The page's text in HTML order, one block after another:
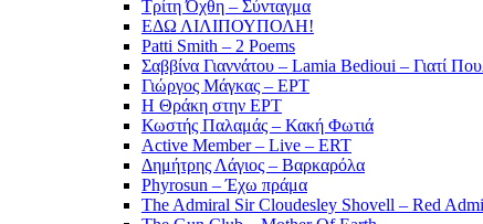
Τρίτη Όχθη – Σύνταγμα
ΕΔΩ ΛΙΛΙΠΟΥΠΟΛΗ!
Patti Smith – 2 Poems
Σαββίνα Γιαννάτου – Lamia Bedioui – Γιατί
Γιώργος Μάγκας – ΕΡΤ
Η Θράκη στην ΕΡΤ
Κωστής Παλαμάς – Κακή Φωτιά
Active Member – Live – ERT
Δημήτρης Λάγιος – Βαρκαρόλα
Phyrosun – Έχω πράμα
The Admiral Sir Cloudesley Shovell – Red